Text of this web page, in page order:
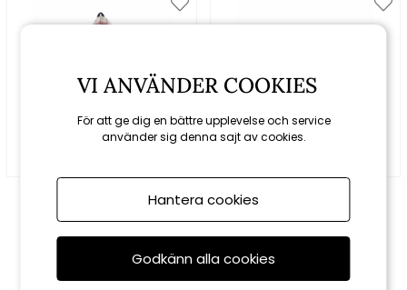
Kökshandduk rutig -
Jacquard kuddfodral
VI ANVÄNDER COOKIES
För att ge dig en bättre upplevelse och service
använder sig denna sajt av cookies.
Hantera cookies
Godkänn alla cookies